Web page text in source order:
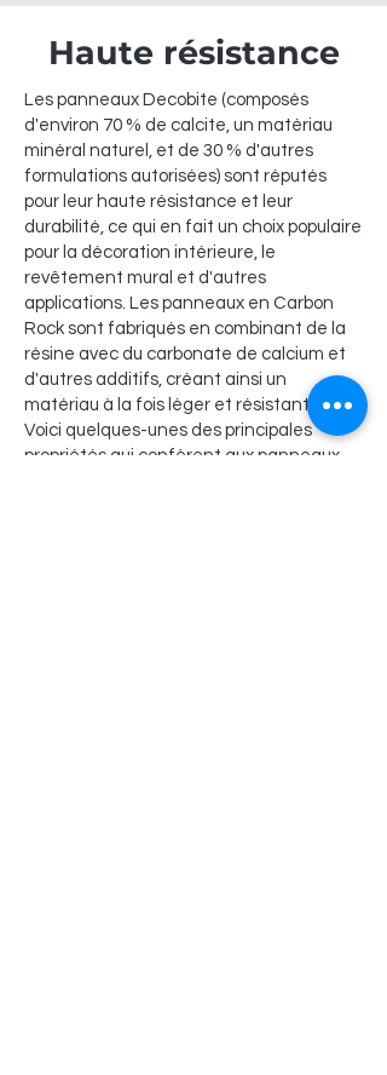
Haute résistance
Les panneaux Decobite (composés
d'environ 70 % de calcite, un matériau
minéral naturel, et de 30 % d'autres
formulations autorisées) sont réputés
pour leur haute résistance et leur
durabilité, ce qui en fait un choix populaire
pour la décoration intérieure, le
revêtement mural et d'autres
applications. Les panneaux en Carbon
Rock sont fabriqués en combinant de la
résine avec du carbonate de calcium et
d'autres additifs, créant ainsi un
matériau à la fois léger et résistant.
Voici quelques-unes des principales
propriétés qui confèrent aux panneaux